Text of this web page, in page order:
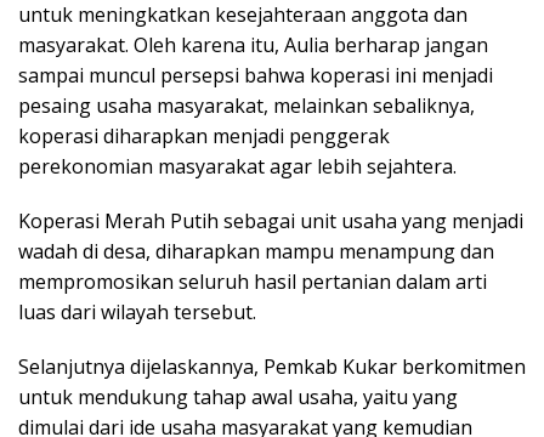
untuk meningkatkan kesejahteraan anggota dan
masyarakat. Oleh karena itu, Aulia berharap jangan
sampai muncul persepsi bahwa koperasi ini menjadi
pesaing usaha masyarakat, melainkan sebaliknya,
koperasi diharapkan menjadi penggerak
perekonomian masyarakat agar lebih sejahtera.
Koperasi Merah Putih sebagai unit usaha yang menjadi
wadah di desa, diharapkan mampu menampung dan
mempromosikan seluruh hasil pertanian dalam arti
luas dari wilayah tersebut.
Selanjutnya dijelaskannya, Pemkab Kukar berkomitmen
untuk mendukung tahap awal usaha, yaitu yang
dimulai dari ide usaha masyarakat yang kemudian